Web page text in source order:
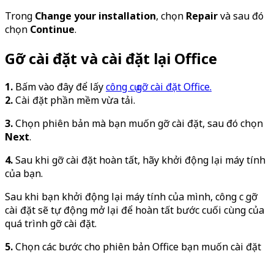
Trong Change your installation, chọn Repairvà sau đó
chọn Continue.
Gỡ cài đặt và cài đặt lại Office
1. Bấm vào đây để lấycông cụ gỡ cài đặt Office.
2.Cài đặt phần mềm vừa tải.
3.Chọn phiên bản mà bạn muốn gỡ cài đặt, sau đó chọn
Next.
4.Sau khi gỡ cài đặt hoàn tất, hãy khởi động lại máy tính
của bạn.
Sau khi bạn khởi động lại máy tính của mình, công cụ gỡ
cài đặt sẽ tự động mở lại để hoàn tất bước cuối cùng của
quá trình gỡ cài đặt.
5.Chọn các bước cho phiên bản Office bạn muốn cài đặt